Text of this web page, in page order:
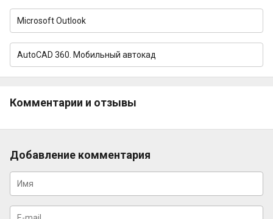
Microsoft Outlook
AutoCAD 360. Мобильный автокад
Комментарии и отзывы
Добавление комментария